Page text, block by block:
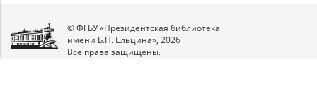
© ФГБУ «Президентская библиотека
имени Б.Н. Ельцина», 2026
Все права защищены.